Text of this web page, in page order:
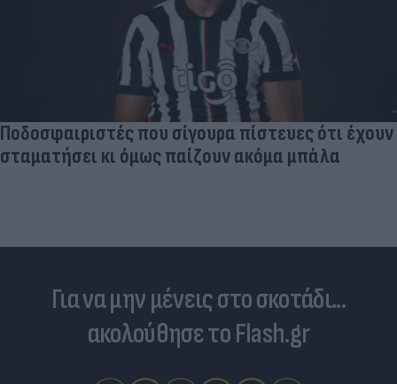
Ποδοσφαιριστές που σίγουρα πίστευες ότι έχουν
σταματήσει κι όμως παίζουν ακόμα μπάλα
Για να μην μένεις στο σκοτάδι...
ακολούθησε το Flash.gr